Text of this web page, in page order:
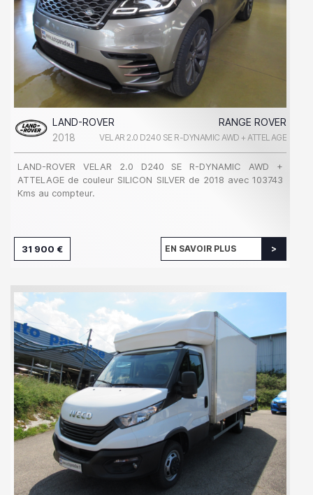
LAND-ROVER
RANGE ROVER
2018
VELAR 2.0 D240 SE R-DYNAMIC AWD + ATTELAGE
LAND-ROVER VELAR 2.0 D240 SE R-DYNAMIC AWD +
ATTELAGE de couleur SILICON SILVER de 2018 avec 103743
Kms au compteur.
31 900 € EN SAVOIR PLUS